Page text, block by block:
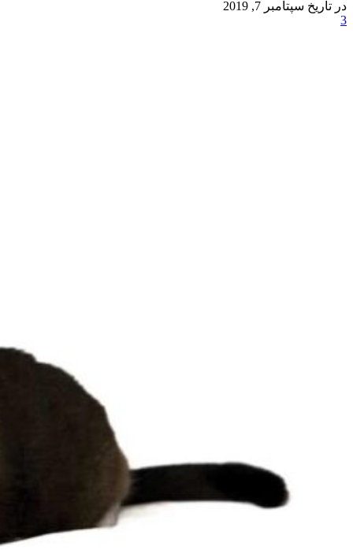
در تاریخ سپتامبر 7, 2019
3